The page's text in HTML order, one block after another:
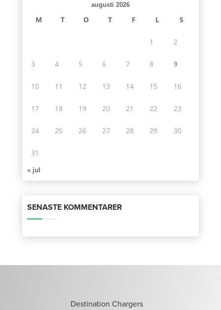
augusti 2026
M T O T F L S
1 2
3 4 5 6 7 8 9
10 11 12 13 14 15 16
17 18 19 20 21 22 23
24 25 26 27 28 29 30
31
« jul
SENASTE KOMMENTARER
Destination Chargers